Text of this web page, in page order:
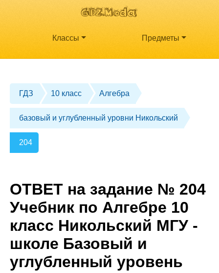
Классы Предметы
ГДЗ 10 класс Алгебра
базовый и углубленный уровни Никольский
204
ОТВЕТ на задание № 204
Учебник по Алгебре 10
класс Никольский МГУ -
школе Базовый и
углубленный уровень